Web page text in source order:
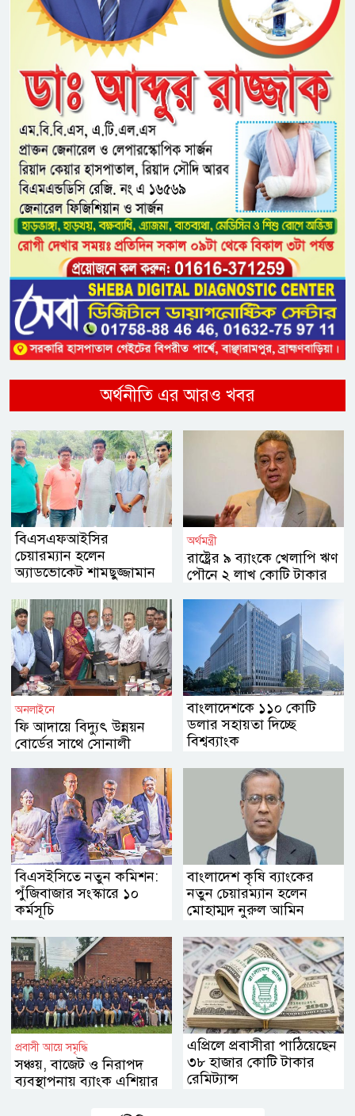
অর্থনীতি এর আরও খবর
বিএসএফআইসির
চেয়ারম্যান হলেন
অ্যাডভোকেট শামছুজ্জামান
অর্থমন্ত্রী
রাষ্ট্রের ৯ ব্যাংকে খেলাপি ঋণ
পৌনে ২ লাখ কোটি টাকার
অনলাইনে
ফি আদায়ে বিদ্যুৎ উন্নয়ন
বোর্ডের সাথে সোনালী
বাংলাদেশকে ১১০ কোটি
ডলার সহায়তা দিচ্ছে
বিশ্বব্যাংক
বিএসইসিতে নতুন কমিশন:
পুঁজিবাজার সংস্কারে ১০
কর্মসূচি
বাংলাদেশ কৃষি ব্যাংকের
নতুন চেয়ারম্যান হলেন
মোহাম্মদ নুরুল আমিন
প্রবাসী আয়ে সমৃদ্ধি
সঞ্চয়, বাজেট ও নিরাপদ
ব্যবস্থাপনায় ব্যাংক এশিয়ার
এপ্রিলে প্রবাসীরা পাঠিয়েছেন
৩৮ হাজার কোটি টাকার
রেমিট্যান্স